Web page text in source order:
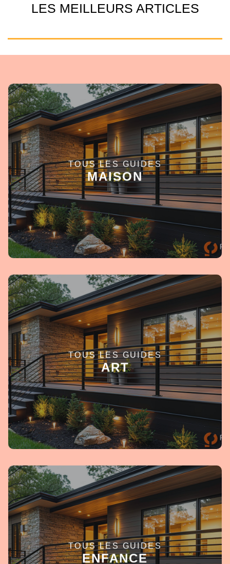
LES MEILLEURS ARTICLES
TOUS LES GUIDES
MAISON
EN SAVOIR +
TOUS LES GUIDES
ART
EN SAVOIR +
TOUS LES GUIDES
ENFANCE
EN SAVOIR +